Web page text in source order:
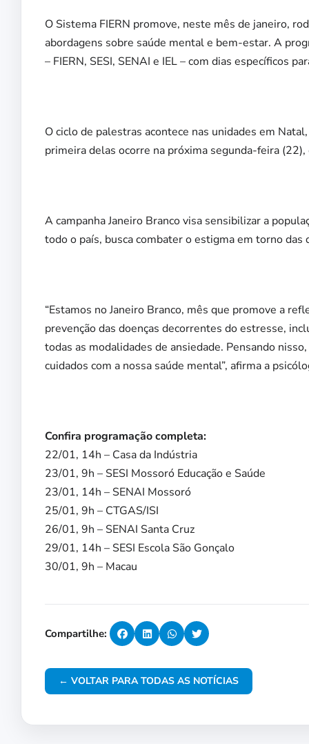
O Sistema FIERN promove, neste mês de janeiro,
abordagens sobre saúde mental e bem-estar. A
– FIERN, SESI, SENAI e IEL – com dias específicos
O ciclo de palestras acontece nas unidades em
primeira delas ocorre na próxima segunda-feira
A campanha Janeiro Branco visa sensibilizar a
todo o país, busca combater o estigma em torno
“Estamos no Janeiro Branco, mês que promove a
prevenção das doenças decorrentes do estresse,
todas as modalidades de ansiedade. Pensando
cuidados com a nossa saúde mental”, afirma a
Confira programação completa:
22/01, 14h – Casa da Indústria
23/01, 9h – SESI Mossoró Educação e Saúde
23/01, 14h – SENAI Mossoró
25/01, 9h – CTGAS/ISI
26/01, 9h – SENAI Santa Cruz
29/01, 14h – SESI Escola São Gonçalo
30/01, 9h – Macau
Compartilhe:
← VOLTAR PARA TODAS AS NOTÍCIAS